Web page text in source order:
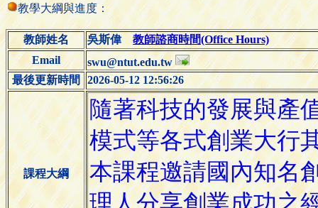
教學大綱與進度：
教師姓名 吳斯偉教師諮商時間(Office Hours)
Email
swu@ntut.edu.tw
最後更新時間
2026-05-12 12:56:26
課程大綱